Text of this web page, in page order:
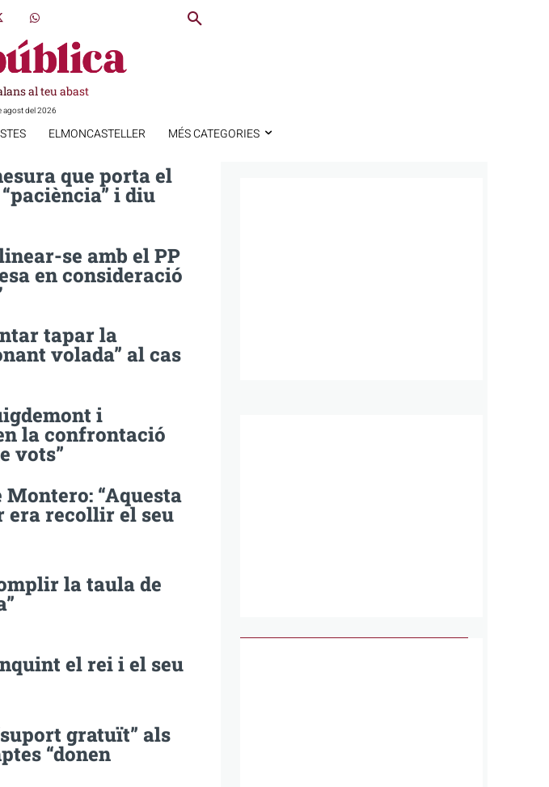
al teu abast
agost del 2026
ELMONCASTELLER MÉS CATEGORIES
que porta el
i diu
se amb el PP
en consideració
tapar la
volada” al cas
i
la confrontació
vots”
“Aquesta
era recollir el seu
la taula de
el rei i el seu
gratuït” als
“donen